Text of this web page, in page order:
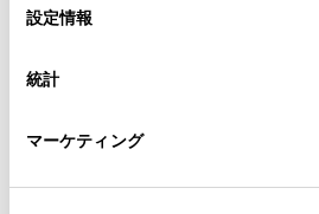
デバイスにすべてのCookie(クッキー)
意したことになります。Cookie(ク
設定の変更、同意を撤回したりする
「Cookie（クッキー）情報の取り扱
設定情報
統計
マーケティング